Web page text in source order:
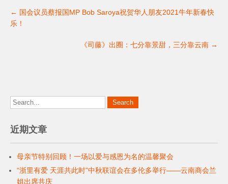
c
k
tt
k
Post
navigation
← 国会议员蔡报国MP Bob Saroya祝贺华人朋友2021牛年新春快
乐！
《司藤》出圈：七分靠景甜，三分靠云南 →
近期文章
母亲节特别回顾！一场以爱与感恩为名的温馨聚会
“浙里有爱 天涯共此时”中秋联谊会在多伦多举行——云南商会兰
姐出席共庆